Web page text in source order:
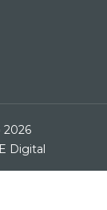
2026
Digital